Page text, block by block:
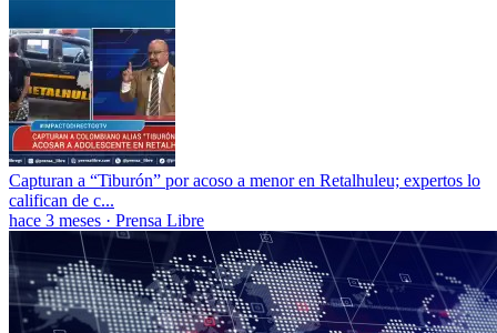
Capturan a “Tiburón” por acoso a menor en Retalhuleu; expertos lo
califican de c...
hace 3 meses · Prensa Libre